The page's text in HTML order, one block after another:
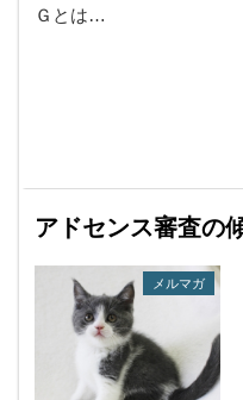
Ｇとは…
アドセンス審査の
メルマガ